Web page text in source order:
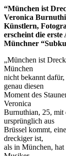
“München ist
Veronica
Künstlern,
erscheint die erste
Münchner
„München ist
München
nicht bekannt dafür,
genau diesen
Moment des
Veronica
Burnuthian, 25, mit
ursprünglich aus
Brüssel kommt,
dreckiger ist,
als in München,